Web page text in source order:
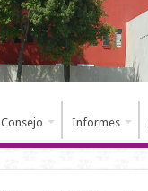
Consejo Informes